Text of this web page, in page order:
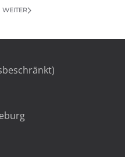
WEITER